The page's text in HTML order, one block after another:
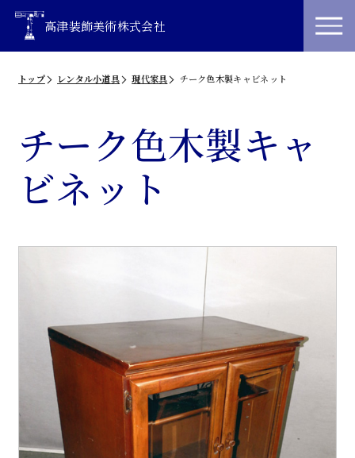
高津装飾美術株式会社
トップ レンタル小道具 現代家具 チーク色木製キャビネット
チーク色木製キャ
ビネット